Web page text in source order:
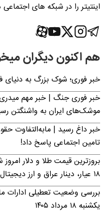
اینتیتر را در شبکه های اجتماعی
هم اکنون دیگران
خبر فوری؛‌ شوک بزرگ به
خبر فوری جنگ | خبر مهم میدری
موشک‌های ایران به واشنگتن
خبر داغ رسید | مابه‌التفاوت
تامین اجتماعی پاسخ داد!
۱۸ عیار، دینار عراق و ارز دیجیتال چند؟
بررسی وضعیت تعطیلی ادارات
یکشنبه ۱۸ مرداد ۱۴۰۵